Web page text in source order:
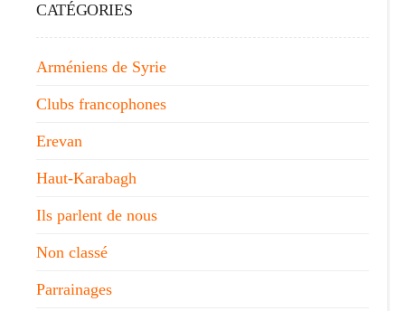
CATÉGORIES
Arméniens de Syrie
Clubs francophones
Erevan
Haut-Karabagh
Ils parlent de nous
Non classé
Parrainages